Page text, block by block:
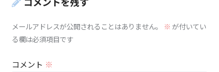
メールアドレスが公開されることはありません。 ※が付いてい
る欄は必須項目です
コメント ※